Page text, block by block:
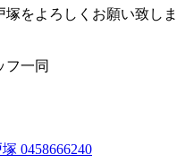
をよろしくお願い致しま
一同